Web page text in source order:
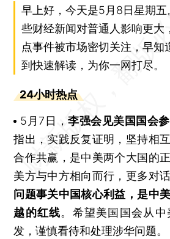
早上好，今天是5月8日星期
些财经新闻对普通人影响更大
点事件被市场密切关注，早知
到快速解读，为你一网打尽。
24小时热点
5月7日，李强会见美国国会
指出，实践反复证明，坚持相
合作共赢，是中美两个大国的
美方与中方相向而行，更多对话
问题事关中国核心利益，是中
越的红线。希望美国国会从
发，谨慎看待和处理涉华问题。